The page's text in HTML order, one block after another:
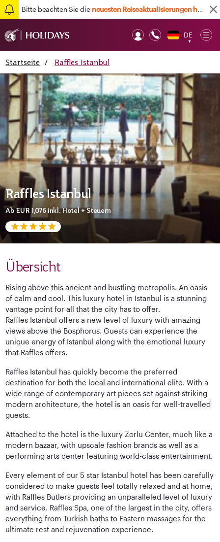
Bitte beachten Sie die neuesten Reiseaktualisierungen hier
DE
▼
Startseite / Raffles Istanbul
Raffles Istanbul
AbEUR 1,076inkl. Hotel + Steuern
Übersicht
Rising above this ancient and bustling metropolis. An oasis
of calm and cool. This luxury hotel in Istanbul is a stunning
vantage point for all that the city has to offer.
Raffles Istanbul offers a new level of luxury with amazing
views above the Bosphorus. Guests can experience the
unique energy of Istanbul along with the emotional luxury
that Raffles offers.
Raffles Istanbul has quickly become the preferred
destination for both the local and international elite. With a
wide range of contemporary art pieces set against striking
modern architecture, the hotel is an oasis for well-travelled
guests.
Attached to the hotel is the luxury Zorlu Center, much like a
modern bazaar, with upscale fashion brands as well as a
performing arts center featuring world-class entertainment.
Every element of our 5 star Istanbul hotel has been carefully
considered to make guests feel totally relaxed and at home,
with Raffles Butlers providing an unparalleled level of luxury
and service. Raffles Spa, one of the largest in the city, offers
everything from Turkish baths to Eastern massages for the
ultimate rest and rejuvenation experience.